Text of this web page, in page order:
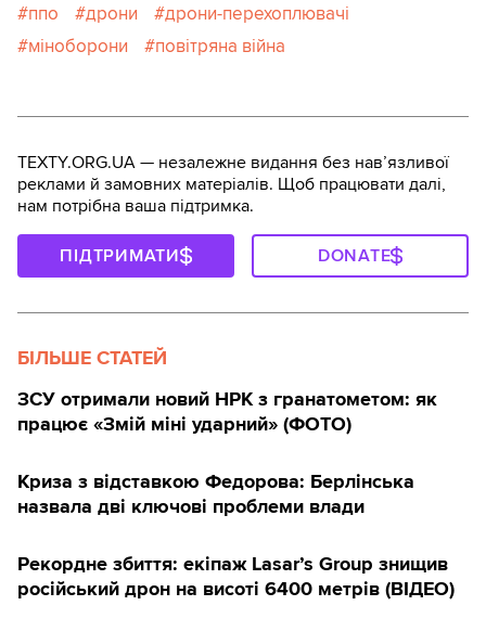
ппо дрони
дрони-перехоплювачі
міноборони
повітряна війна
TEXTY.ORG.UA — незалежне видання без навʼязливої
реклами й замовних матеріалів. Щоб працювати далі,
нам потрібна ваша підтримка.
ПІДТРИМАТИ DONATE
БІЛЬШЕ СТАТЕЙ
ЗСУ отримали новий НРК з гранатометом: як
працює «Змій міні ударний» (ФОТО)
Криза з відставкою Федорова: Берлінська
назвала дві ключові проблеми влади
Рекордне збиття: екіпаж Lasar’s Group знищив
російський дрон на висоті 6400 метрів (ВІДЕО)